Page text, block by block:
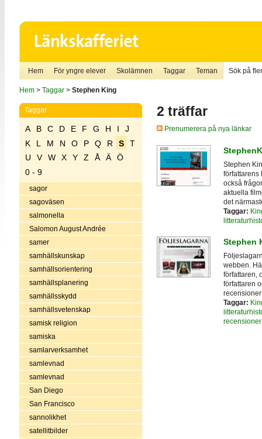
Hem För yngre elever Skolämnen Taggar Teman Sök på
Hem> Taggar> Stephen King
Taggar
A B C D E F G H I
J
K
L M N O P Q R S
T
U
V W X Y Z Å Ä
Ö
0 - 9
sagor
sagoväsen
salmonella
Salomon August Andrée
samer
samhällskunskap
samhällsorientering
samhällsplanering
samhällsskydd
samhällsvetenskap
samisk religion
samiska
samlarverksamhet
samlevnad
samlevnad
San Diego
San Francisco
sannolikhet
satellitbilder
2 träffar
Prenumerera på nya länkar
Stephen
författarens
också
aktuella
det
Taggar:
Stephen
webben.
författaren,
författaren
Taggar:
recensioner